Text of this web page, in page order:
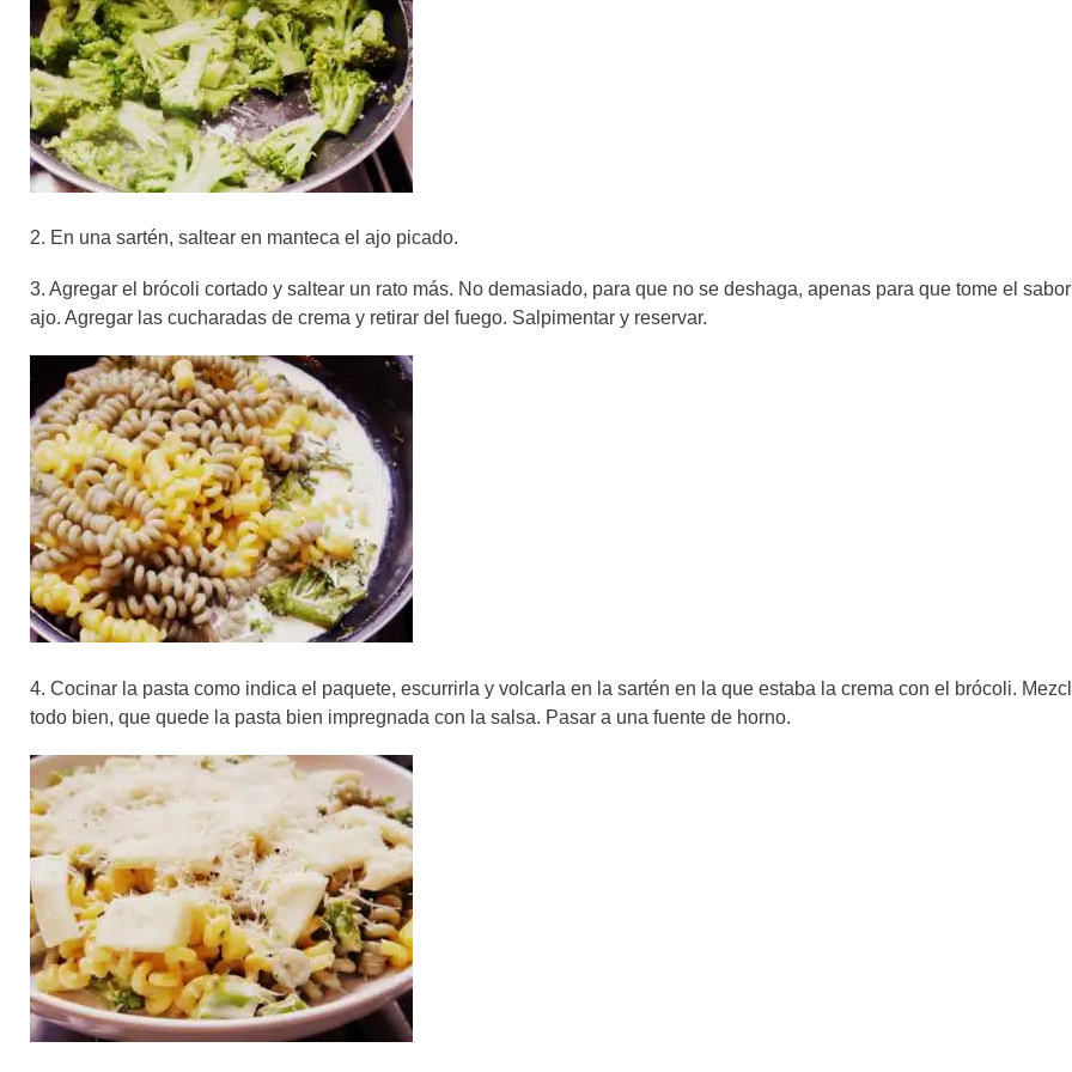
2. En una sartén, saltear en manteca el ajo picado.
3. Agregar el brócoli cortado y saltear un rato más. No demasiado, para que no se deshaga, apenas para que tome el
ajo. Agregar las cucharadas de crema y retirar del fuego. Salpimentar y reservar.
4. Cocinar la pasta como indica el paquete, escurrirla y volcarla en la sartén en la que estaba la crema con el brócoli.
todo bien, que quede la pasta bien impregnada con la salsa. Pasar a una fuente de horno.